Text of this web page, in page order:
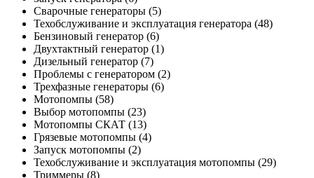
Сварочные генераторы (5)
Техобслуживание и эксплуатация генератора (48)
Бензиновый генератор (6)
Двухтактный генератор (1)
Дизельный генератор (7)
Проблемы с генератором (2)
Трехфазные генераторы (6)
Мотопомпы (58)
Выбор мотопомпы (23)
Мотопомпы СКАТ (13)
Грязевые мотопомпы (4)
Запуск мотопомпы (2)
Техобслуживание и эксплуатация мотопомпы (29)
Триммеры (8)